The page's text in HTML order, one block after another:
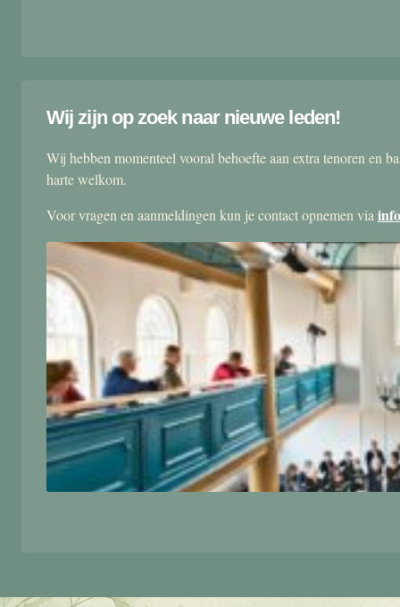
Wij zijn op zoek naar nieuwe leden!
Wij hebben momenteel vooral behoefte aan extra tenoren en
harte welkom.
Voor vragen en aanmeldingen kun je contact opnemen via